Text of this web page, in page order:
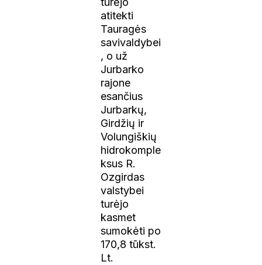
atitekti
Tauragės
savivaldybei
, o už
Jurbarko
rajone
esančius
Jurbarkų,
Girdžių ir
Volungiškių
hidrokomple
ksus R.
Ozgirdas
valstybei
turėjo
kasmet
sumokėti po
170,8 tūkst.
Lt.